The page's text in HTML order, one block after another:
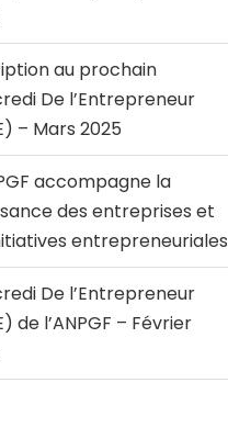
au prochain
De l’Entrepreneur
– Mars 2025
accompagne la
des entreprises et
entrepreneuriales
De l’Entrepreneur
de l’ANPGF – Février